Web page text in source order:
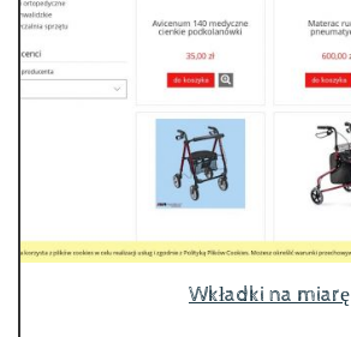
Wkładki na miarę